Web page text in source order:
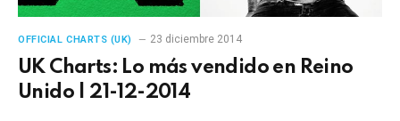
OFFICIAL CHARTS (UK) 23 diciembre 2014
UK Charts: Lo más vendido en Reino
Unido | 21-12-2014